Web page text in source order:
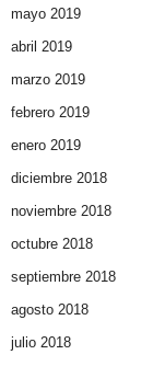
mayo 2019
abril 2019
marzo 2019
febrero 2019
enero 2019
diciembre 2018
noviembre 2018
octubre 2018
septiembre 2018
agosto 2018
julio 2018